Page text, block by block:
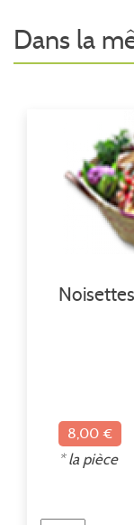
Dans la
8,00 €
* la pièce